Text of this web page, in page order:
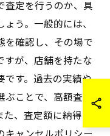
査定を行うのか、具
う。一般的には、
を確認し、その場で
すが、店舗を持たな
です。過去の実績や
ことで、高額査定
、査定額に納得が